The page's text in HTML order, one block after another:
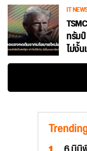
IT
ทรัม
ไม่งั้